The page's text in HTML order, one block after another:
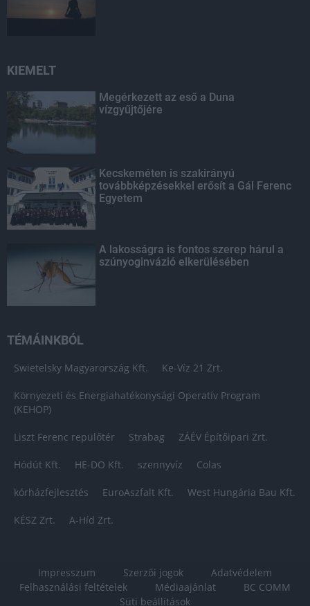
KIEMELT
Megérkezett az eső a Duna
vízgyűjtőjére
Kecskeméten is szakirányú
továbbképzésekkel erősít a Gál Ferenc
Egyetem
A lakosságra is fontos szerep hárul a
szúnyoginvázió elkerülésében
TÉMÁINKBÓL
Swietelsky Magyarország Kft. Ke-Víz 21 Zrt.
Környezeti és Energiahatékonysági Operatív Program
(KEHOP)
Liszt Ferenc repülőtér Strabag ZÁÉV Építőipari Zrt.
Hódút Kft. HE-DO Kft. szennyvíz Colas
kórházfejlesztés EuroAszfalt Kft. West Hungária Bau Kft.
KÉSZ Zrt. A-Híd Zrt.
Impresszum Szerzői jogok
Adatvédelem
Felhasználási feltételek
Médiaajánlat
BC COMM
Süti beállítások